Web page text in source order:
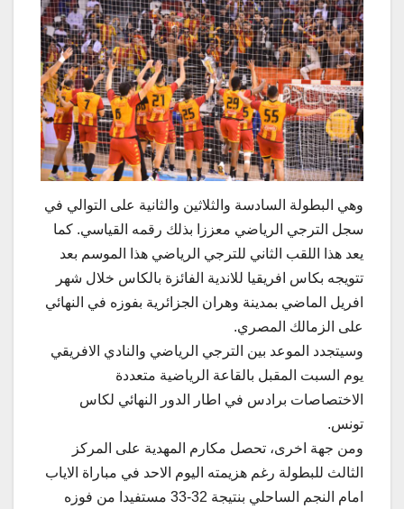
وهي البطولة السادسة والثلاثين والثانية على التوالي في
سجل الترجي الرياضي معززا بذلك رقمه القياسي. كما
يعد هذا اللقب الثاني للترجي الرياضي هذا الموسم بعد
تتويجه بكاس افريقيا للاندية الفائزة بالكاس خلال شهر
افريل الماضي بمدينة وهران الجزائرية بفوزه في النهائي
على الزمالك المصري.
وسيتجدد الموعد بين الترجي الرياضي والنادي الافريقي
يوم السبت المقبل بالقاعة الرياضية متعددة
الاختصاصات برادس في اطار الدور النهائي لكاس
تونس.
ومن جهة اخرى، تحصل مكارم المهدية على المركز
الثالث للبطولة رغم هزيمته اليوم الاحد في مباراة الاياب
امام النجم الساحلي بنتيجة 32-33 مستفيدا من فوزه